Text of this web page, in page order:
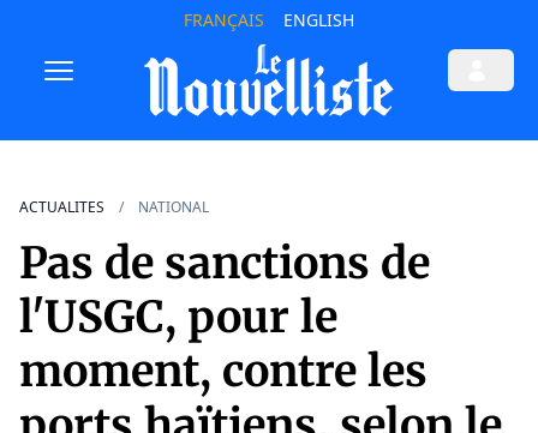
FRANÇAIS ENGLISH
ACTUALITES NATIONAL
Pas de sanctions de
l'USGC, pour le
moment, contre les